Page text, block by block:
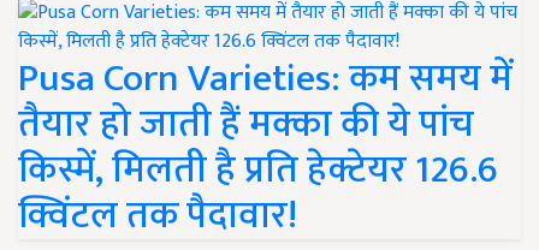
Pusa Corn Varieties: कम समय में
तैयार हो जाती हैं मक्का की ये पांच
किस्में, मिलती है प्रति हेक्टेयर 126.6
क्विंटल तक पैदावार!